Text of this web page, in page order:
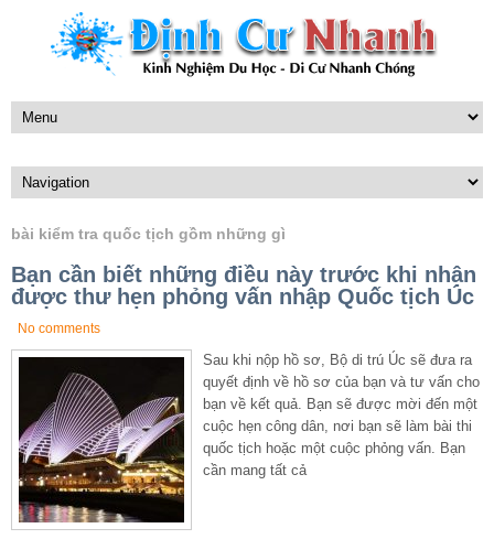
bài kiểm tra quốc tịch gồm những gì
Bạn cần biết những điều này trước khi nhận
được thư hẹn phỏng vấn nhập Quốc tịch Úc
No comments
Sau khi nộp hồ sơ, Bộ di trú Úc sẽ đưa ra
quyết định về hồ sơ của bạn và tư vấn cho
bạn về kết quả. Bạn sẽ được mời đến một
cuộc hẹn công dân, nơi bạn sẽ làm bài thi
quốc tịch hoặc một cuộc phỏng vấn. Bạn
cần mang tất cả